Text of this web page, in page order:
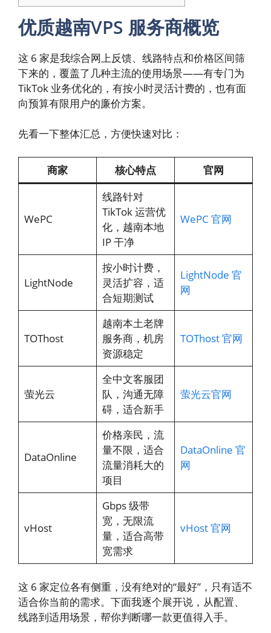
优质越南VPS 服务商概览
这 6 家是我综合网上反馈、线路特点和价格区间筛
下来的，覆盖了几种主流的使用场景——有专门为
TikTok 业务优化的，有按小时灵活计费的，也有面
向预算有限用户的廉价方案。
先看一下整体汇总，方便快速对比：
商家 核心特点 官网
WePC
线路针对
TikTok 运营优
化，越南本地
IP 干净
WePC 官网
LightNode
按小时计费，
灵活扩容，适
合短期测试
LightNode 官
网
TOThost
越南本土老牌
服务商，机房
资源稳定
TOThost 官网
萤光云
全中文客服团
队，沟通无障
碍，适合新手
萤光云官网
DataOnline
价格亲民，流
量不限，适合
流量消耗大的
项目
DataOnline 官
网
vHost
Gbps 级带
宽，无限流
量，适合高带
宽需求
vHost 官网
这 6 家定位各有侧重，没有绝对的“最好”，只有适不
适合你当前的需求。下面我逐个展开说，从配置、
线路到适用场景，帮你判断哪一款更值得入手。